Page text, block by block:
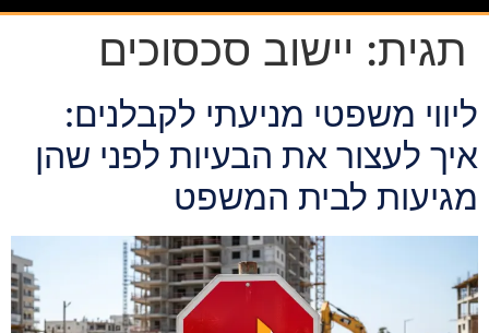
תגית: יישוב סכסוכים
ליווי משפטי מניעתי לקבלנים:
איך לעצור את הבעיות לפני שהן
מגיעות לבית המשפט